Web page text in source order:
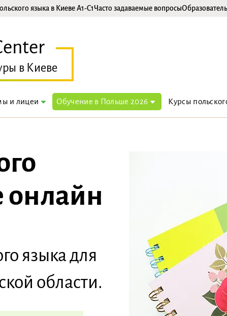
языка в Киеве A1-C1Часто задаваемые вопросы
в Киеве
и лицеи Обучение в Польше 2026 Курсы
онлайн
языка для
области.